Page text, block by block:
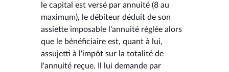
le capital est versé par annuité (8 au
maximum), le débiteur déduit de son
assiette imposable l'annuité réglée alors
que le bénéficiaire est, quant à lui,
assujetti à l'impôt sur la totalité de
l'annuité reçue. Il lui demande par